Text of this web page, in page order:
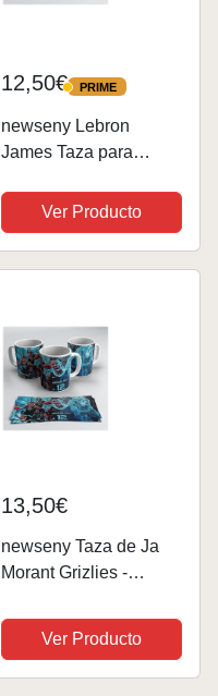
12,50€ PRIME
PRIME
newseny Lebron
James Taza para
(Coleccion Jugador
Lebron James) - 320ml
(Lebron Pupurri)
Ver Producto
13,50€
newseny Taza de Ja
Morant Grizlies -
- Ja Morant NBA
Coleccionable |
Cerámica 355ml
Ver Producto